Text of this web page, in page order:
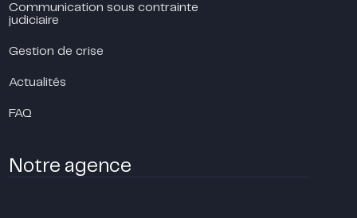
Communication sous contrainte
judiciaire
Gestion de crise
Actualités
FAQ
Notre agence